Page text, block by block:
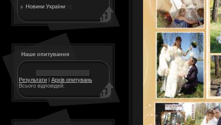
Новини України
Наше опитування
Результати | Архів опитувань
Всього відповідей: